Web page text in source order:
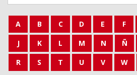
A B C D E F
J
K L M N Ñ
R
S T U V W